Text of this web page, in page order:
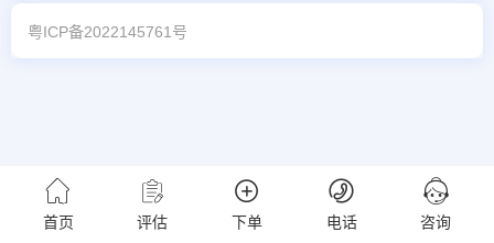
粤ICP备2022145761号
首页 评估 下单 电话 咨询